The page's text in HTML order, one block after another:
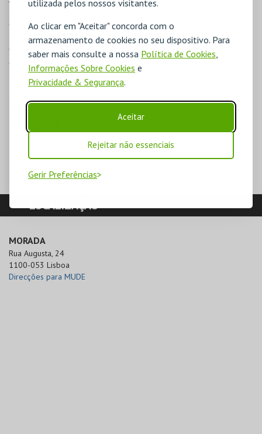
utilizada pelos nossos visitantes.
Ao clicar em "Aceitar" concorda com o
armazenamento de cookies no seu dispositivo. Para
saber mais consulte a nossa Política de Cookies,
Informações Sobre Cookies e
Privacidade & Segurança.
Aceitar
Rejeitar não essenciais
Gerir Preferências
3ª a 5ª feira: 10h-18h
6ª e sábado: 10h-20h
Domingo: 10h-18h
O museu está fechado segundas-feiras, 25 de dezembro e 1
de janeiro.
Dia 24 e dia 31 de dezembro, o museu encerra às 16 horas.
Última entrada às 15h30.
PREÇOS
Estudantes
Jovens (13- 25 anos)
Seniores
LOCALIZAÇÃO
MORADA
Rua Augusta, 24
1100-053 Lisboa
Direcções para MUDE